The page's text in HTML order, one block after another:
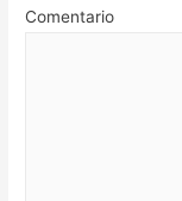
Comentario